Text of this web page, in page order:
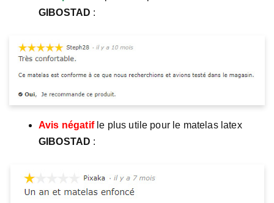
GIBOSTAD :
Avis négatifle plus utile pour le matelas latex
GIBOSTAD :